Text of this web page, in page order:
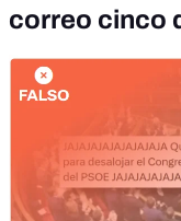
correo cinco